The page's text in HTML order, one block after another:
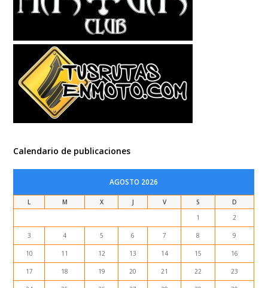
Calendario de publicaciones
AGOSTO 2026
L M X J V S
D
1
2
3 4 5 6 7 8 9
10 11 12 13 14 15 16
17 18 19 20 21 22 23